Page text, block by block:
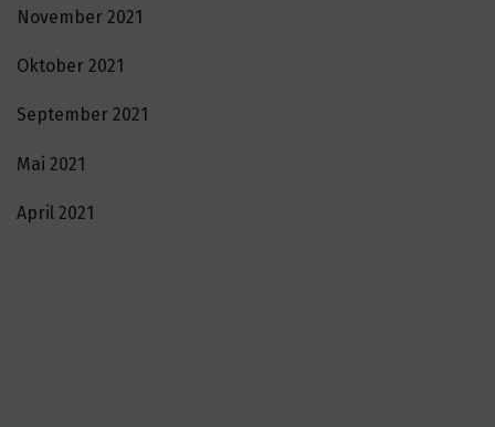
November 2021
Oktober 2021
September 2021
Mai 2021
April 2021